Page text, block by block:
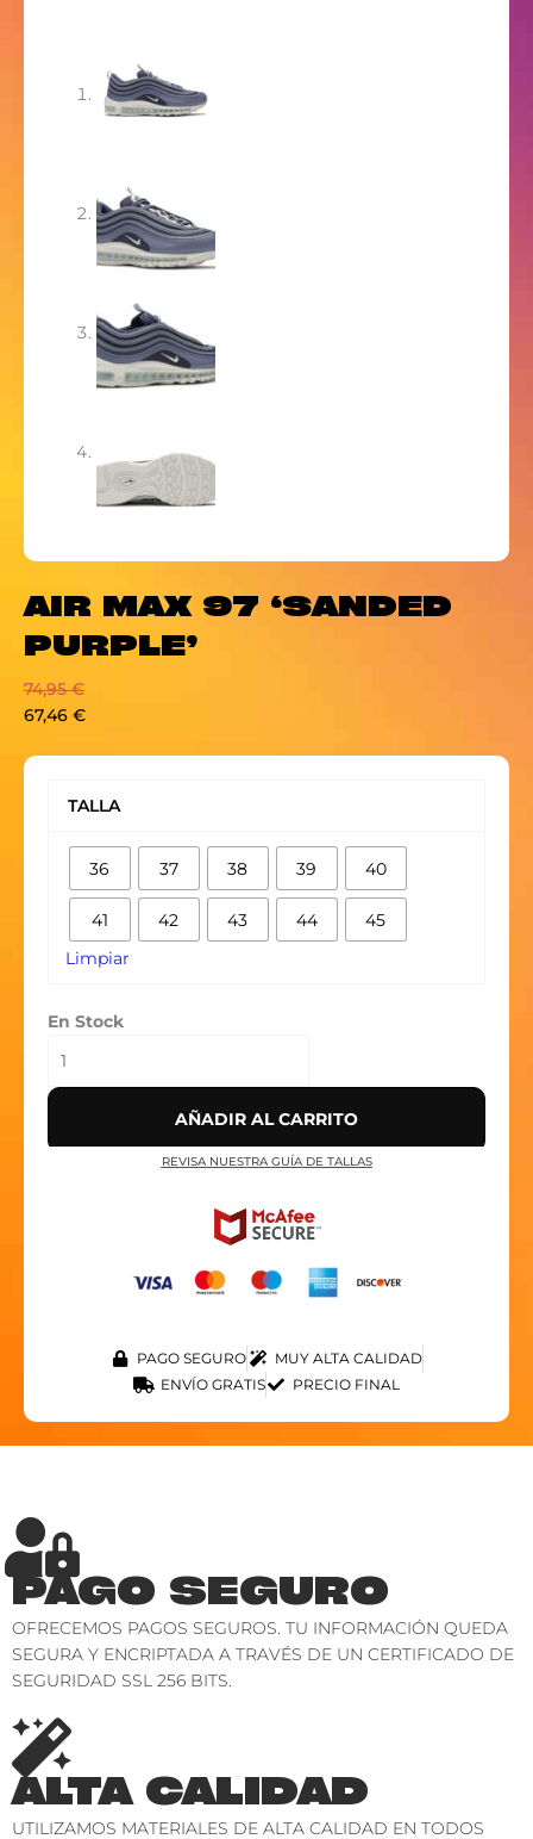
AIR MAX 97 ‘SANDED
PURPLE’
74,95€
67,46 €
TALLA
36 37 38 39 40
41 42 43 44 45
Limpiar
En Stock
'SANDED
PURPLE'
cantidad
AÑADIR AL CARRITO
REVISA NUESTRA GUÍA DE TALLAS
PAGO SEGURO
MUY ALTA CALIDAD
ENVÍO GRATIS
PRECIO FINAL
PAGO SEGURO
OFRECEMOS PAGOS SEGUROS. TU INFORMACIÓN QUEDA
SEGURA Y ENCRIPTADA A TRAVÉS DE UN CERTIFICADO DE
SEGURIDAD SSL 256 BITS.
ALTA CALIDAD
UTILIZAMOS MATERIALES DE ALTA CALIDAD EN TODOS